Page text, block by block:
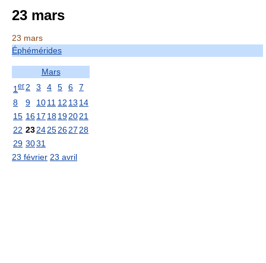
23 mars
23 mars
Éphémérides
Mars
1 er 2 3 4 5 6
7
8
9 1011 12 13 14
15 1617 18192021
22 2324252627 28
29 3031
23 février 23 avril